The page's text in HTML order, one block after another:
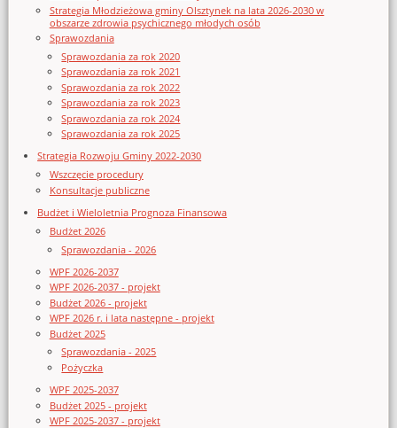
Strategia Młodzieżowa gminy Olsztynek na lata 2026-2030 w
obszarze zdrowia psychicznego młodych osób
Sprawozdania
Sprawozdania za rok 2020
Sprawozdania za rok 2021
Sprawozdania za rok 2022
Sprawozdania za rok 2023
Sprawozdania za rok 2024
Sprawozdania za rok 2025
Strategia Rozwoju Gminy 2022-2030
Wszczęcie procedury
Konsultacje publiczne
Budżet i Wieloletnia Prognoza Finansowa
Budżet 2026
Sprawozdania - 2026
WPF 2026-2037
WPF 2026-2037 - projekt
Budżet 2026 - projekt
WPF 2026 r. i lata następne - projekt
Budżet 2025
Sprawozdania - 2025
Pożyczka
WPF 2025-2037
Budżet 2025 - projekt
WPF 2025-2037 - projekt